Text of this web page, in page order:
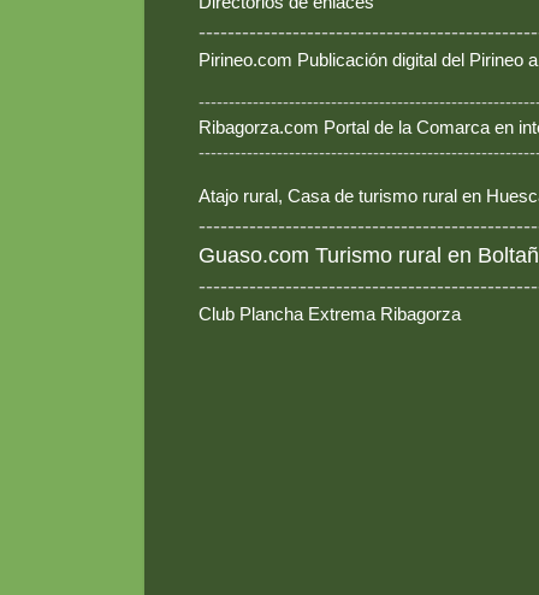
Pirineo.com Publicación digital del Pirineo
Ribagorza.com Portal de la Comarca en
Atajo rural, Casa de turismo rural en
Guaso.com Turismo rural en
Club Plancha Extrema Ribagorza